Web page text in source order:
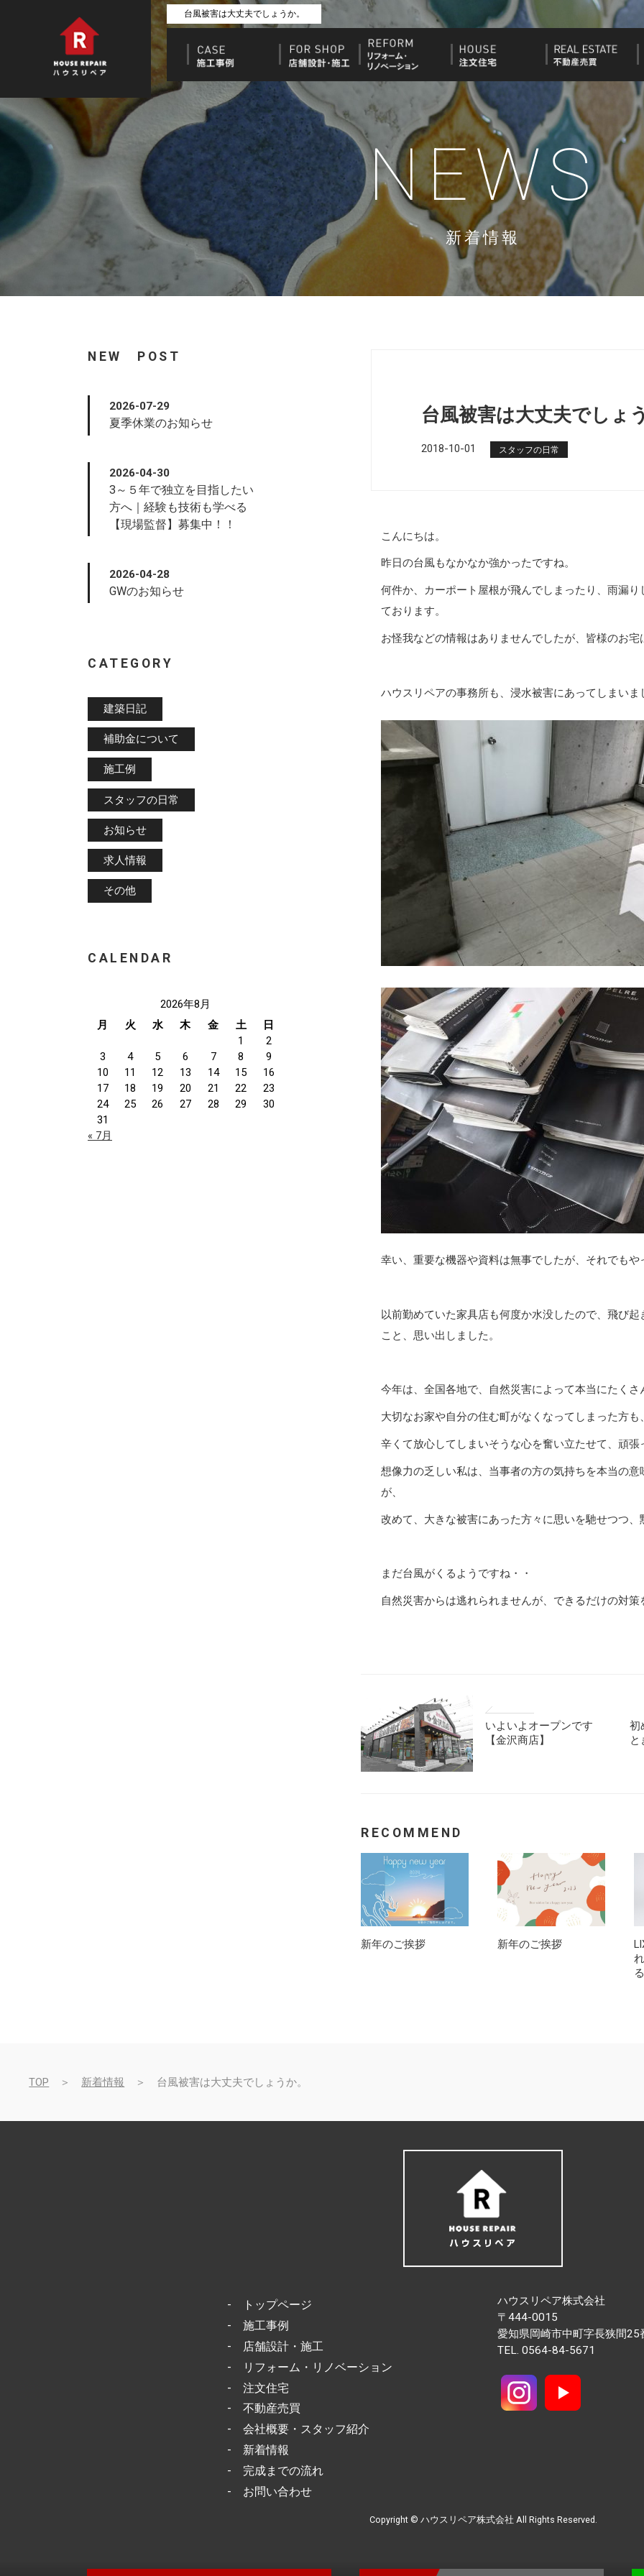
台風被害は大丈夫でしょうか。
NEWS
新着情報
台風被害は大丈夫でしょ
2018-10-01 スタッフの日常
こんにちは。
昨日の台風もなかなか強かったですね。
何件か、カーポート屋根が飛んでしまったり、雨漏
ております。
お怪我などの情報はありませんでしたが、皆様のお
ハウスリペアの事務所も、浸水被害にあってしまいま
幸い、重要な機器や資料は無事でしたが、それでも
以前勤めていた家具店も何度か水没したので、飛び
こと、思い出しました。
今年は、全国各地で、自然災害によって本当にたく
大切なお家や自分の住む町がなくなってしまった方
辛くて放心してしまいそうな心を奮い立たせて、頑
想像力の乏しい私は、当事者の方の気持ちを本当の
が、
改めて、大きな被害にあった方々に思いを馳せつつ
まだ台風がくるようですね・・
自然災害からは逃れられませんが、できるだけの対
いよいよオープンです
【金沢商店】
初
と
RECOMMEND
新年のご挨拶 新年のご挨拶
NEW POST
2026-07-29
夏季休業のお知らせ
2026-04-30
3～５年で独立を目指したい
方へ｜経験も技術も学べる
【現場監督】募集中！！
2026-04-28
GWのお知らせ
CATEGORY
建築日記
補助金について
施工例
スタッフの日常
お知らせ
求人情報
その他
CALENDAR
2026年8月
月
火 水 木 金 土
日
1
2
3
4 5 6 7 8
9
10
11 12 13 14 15
16
17
18 19 20 21 22
23
24
25 26 27 28 29
30
31
« 7月
TOP ＞ 新着情報 ＞ 台風被害は大丈夫でしょうか。
-
トップページ
- 施工事例
-
店舗設計・施工
-
リフォーム・リノベーション
- 注文住宅
- 不動産売買
- 会社概要・スタッフ紹介
- 新着情報
- 完成までの流れ
- お問い合わせ
ハウスリペア株式会社
〒444-0015
愛知県岡崎市中町字長狭間25
TEL. 0564-84-5671
Copyright © ハウスリペア株式会社 All Rights Reserved.